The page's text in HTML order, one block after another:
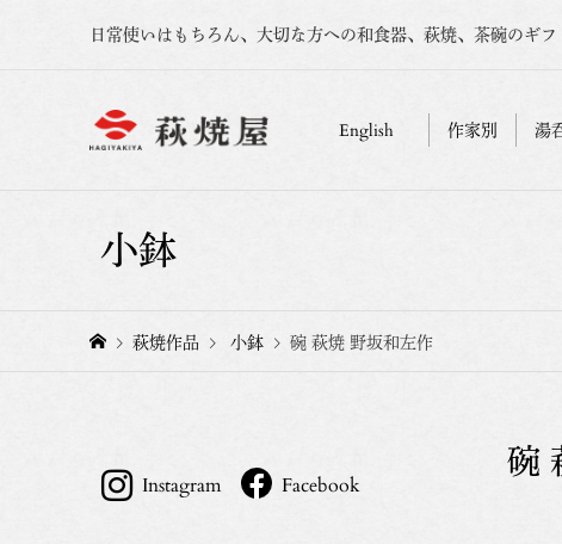
日常使いはもちろん、大切な方への和食器、萩焼、茶碗のギ
English 作家別 湯
小鉢
萩焼作品 小鉢 碗 萩焼 野坂和左作
碗
Instagram Facebook